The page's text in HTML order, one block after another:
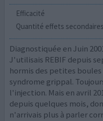
Efficacité
Quantité effets secondaires
Diagnostiquée en Juin
J'utilisais REBIF depuis
hormis des petites
syndrome grippal.
l'injection. Mais en avril
depuis quelques mois,
n'arrivais plus à parler